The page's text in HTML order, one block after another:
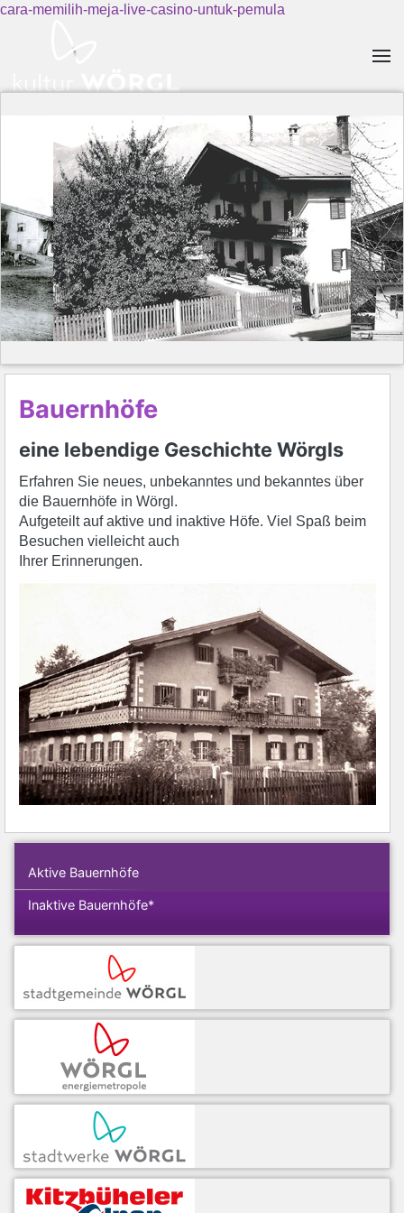
cara-memilih-meja-live-casino-untuk-pemula
Bauernhöfe
eine lebendige Geschichte Wörgls
Erfahren Sie neues, unbekanntes und bekanntes über
die Bauernhöfe in Wörgl.
Aufgeteilt auf aktive und inaktive Höfe. Viel Spaß beim
Besuchen vielleicht auch
Ihrer Erinnerungen.
Aktive Bauernhöfe
Inaktive Bauernhöfe*